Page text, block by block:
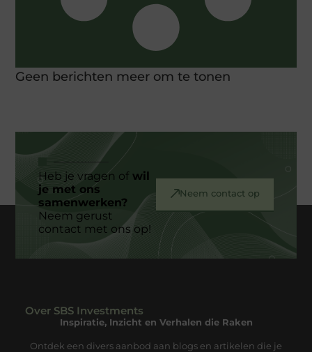
Geen berichten meer om te tonen
Heb je vragen ofwil
je met ons
samenwerken?
Neem gerust
contact met ons op!
Neem contact op
Over SBS Investments
Inspiratie, Inzicht en Verhalen die Raken
Ontdek een divers aanbod aan blogs en artikelen die je